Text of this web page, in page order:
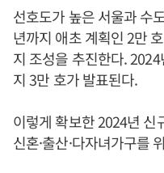
선호도가 높은 서울과 수
년까지 애초 계획인 2만
지 조성을 추진한다.
지 3만 호가 발표된다.
이렇게 확보한 2024년 신
신혼·출산·다자녀가구를